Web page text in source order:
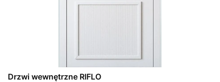
Drzwi wewnętrzne RIFLO